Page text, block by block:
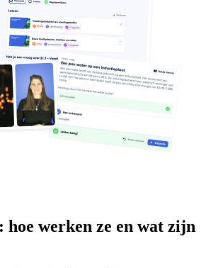
hoe werken ze en wat zijn